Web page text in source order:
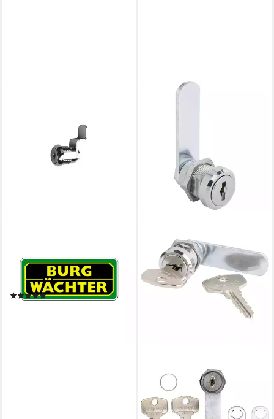
SB,gekröpft,vs. links/rechts
Stahl,v
(1)
Profilzylinder BURG-
WÄCHTER Universalzylinder
26881
ab 18,19 €